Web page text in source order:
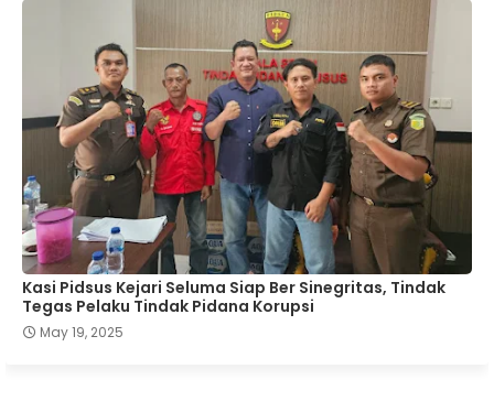
Kasi Pidsus Kejari Seluma Siap Ber Sinegritas, Tindak
Tegas Pelaku Tindak Pidana Korupsi
May 19, 2025